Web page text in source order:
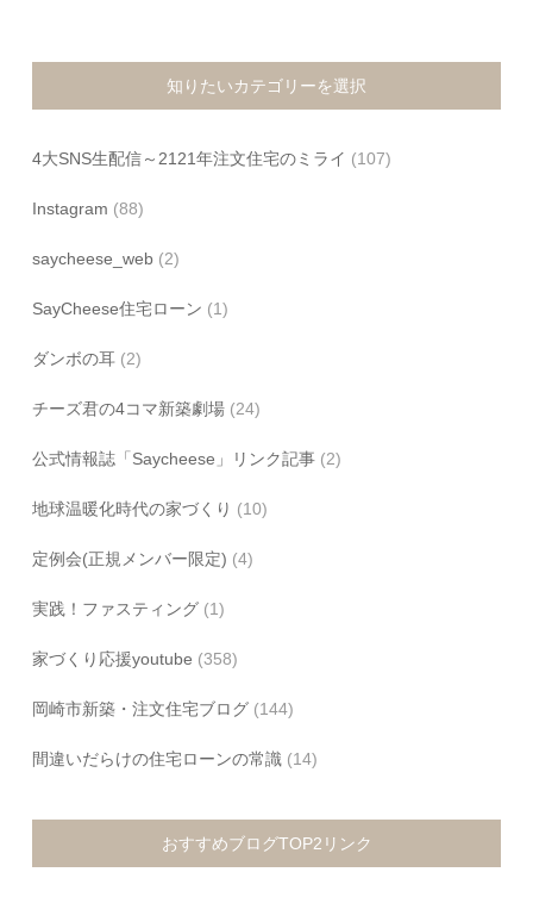
知りたいカテゴリーを選択
4大SNS生配信～2121年注文住宅のミライ (107)
Instagram (88)
saycheese_web (2)
SayCheese住宅ローン (1)
ダンボの耳 (2)
チーズ君の4コマ新築劇場 (24)
公式情報誌「Saycheese」リンク記事 (2)
地球温暖化時代の家づくり (10)
定例会(正規メンバー限定) (4)
実践！ファスティング (1)
家づくり応援youtube (358)
岡崎市新築・注文住宅ブログ (144)
間違いだらけの住宅ローンの常識 (14)
おすすめブログTOP2リンク